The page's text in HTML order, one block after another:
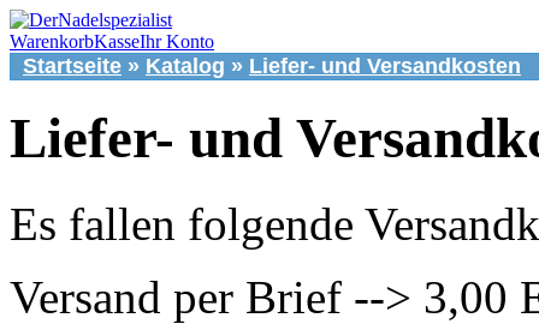
WarenkorbKasseIhr Konto
Startseite » Katalog » Liefer- und Versandkosten
Liefer- und
Es fallen folgende
Versand per Brief --> 3,00